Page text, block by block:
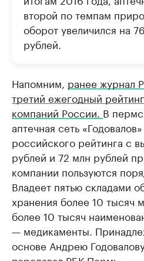
второй по темпам
оборот увеличился на
рублей.
Напомним, ранее журнал
третий ежегодный
компаний России. В
аптечная сеть
российского рейтинга с
рублей и 72 млн рублей
компании пользуются
Владеет пятью складами
хранения более 10 тысяч
более 10 тысяч
— медикаменты.
основе Андрею